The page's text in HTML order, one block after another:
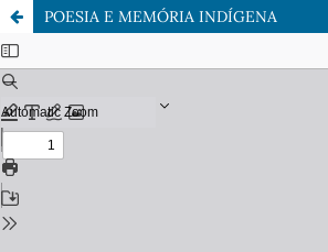
POESIA E MEMÓRIA INDÍGENA